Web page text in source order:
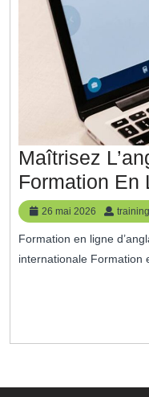
Maîtrisez
Formation En
26 mai 2026
26
mai
2026
Formation en ligne d’anglais : La clé pour maîtriser une langue
internationale Formation